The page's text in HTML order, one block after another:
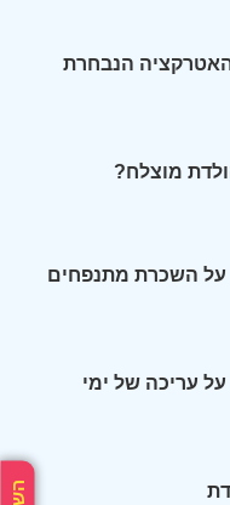
הנבחרת
מוצלח?
השכרת מתנפחים
עריכה של ימי